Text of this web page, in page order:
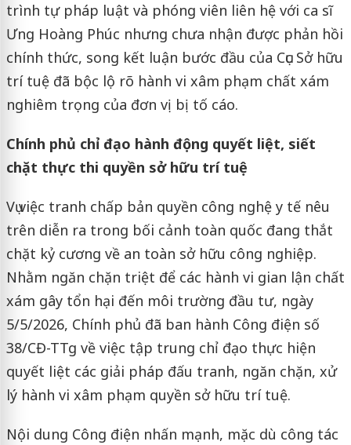
trình tự pháp luật và phóng viên liên hệ với ca sĩ
Ưng Hoàng Phúc nhưng chưa nhận được phản hồi
chính thức, song kết luận bước đầu của Cục Sở hữu
trí tuệ đã bộc lộ rõ hành vi xâm phạm chất xám
nghiêm trọng của đơn vị bị tố cáo.
Chính phủ chỉ đạo hành động quyết liệt, siết
chặt thực thi quyền sở hữu trí tuệ
Vụ việc tranh chấp bản quyền công nghệ y tế nêu
trên diễn ra trong bối cảnh toàn quốc đang thắt
chặt kỷ cương về an toàn sở hữu công nghiệp.
Nhằm ngăn chặn triệt để các hành vi gian lận chất
xám gây tổn hại đến môi trường đầu tư, ngày
5/5/2026, Chính phủ đã ban hành Công điện số
38/CĐ-TTg về việc tập trung chỉ đạo thực hiện
quyết liệt các giải pháp đấu tranh, ngăn chặn, xử
lý hành vi xâm phạm quyền sở hữu trí tuệ.
Nội dung Công điện nhấn mạnh, mặc dù công tác